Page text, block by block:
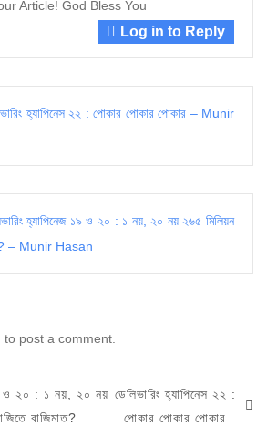
Article! God Bless You
Log in to Reply
হ্যাপিনেস ২২ : পোকার পোকার পোকার – Munir
হ্যাপিনেজ ১৯ ও ২০ : ১ নয়, ২০ নয় ২৬৫ মিলিয়ন
– Munir Hasan
to post a comment.
ও ২০ : ১ নয়, ২০ নয়
বাজিমাত?
Next
Post
ডেলিভারিং হ্যাপিনেস ২২ :
পোকার পোকার পোকার